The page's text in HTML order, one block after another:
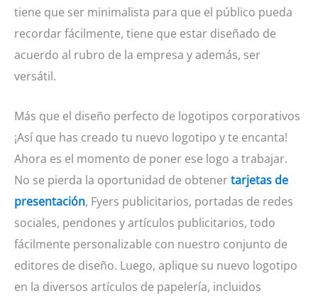
tiene que ser minimalista para que el público pueda
recordar fácilmente, tiene que estar diseñado de
acuerdo al rubro de la empresa y además, ser
versátil.
Más que el diseño perfecto de logotipos corporativos
¡Así que has creado tu nuevo logotipo y te encanta!
Ahora es el momento de poner ese logo a trabajar.
No se pierda la oportunidad de obtenertarjetas de
presentación, Fyers publicitarios, portadas de redes
sociales, pendones y artículos publicitarios, todo
fácilmente personalizable con nuestro conjunto de
editores de diseño. Luego, aplique su nuevo logotipo
en la diversos artículos de papelería, incluidos